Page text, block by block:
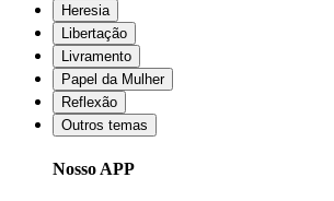
Heresia
Libertação
Livramento
Papel da Mulher
Reflexão
Outros temas
Nosso APP